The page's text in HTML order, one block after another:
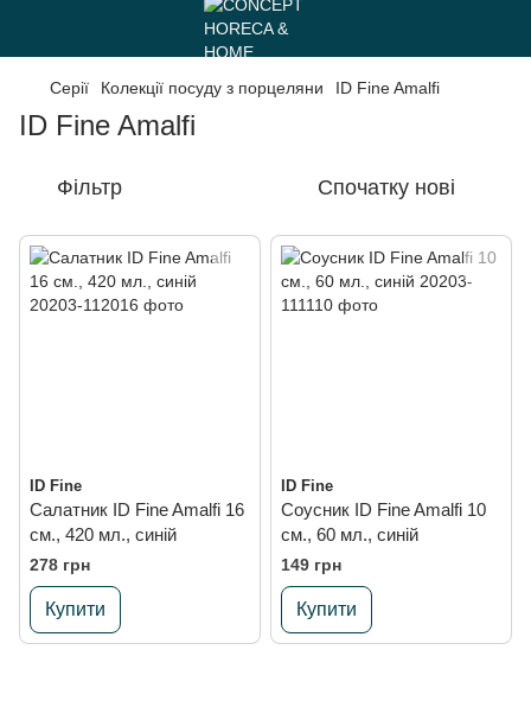
Серії Колекції посуду з порцеляни ID Fine Amalfi
ID Fine Amalfi
Фільтр Спочатку нові
ID Fine
Салатник ID Fine Amalfi 16
см., 420 мл., синій
278 грн
Купити
ID Fine
Соусник ID Fine Amalfi 10
см., 60 мл., синій
149 грн
Купити